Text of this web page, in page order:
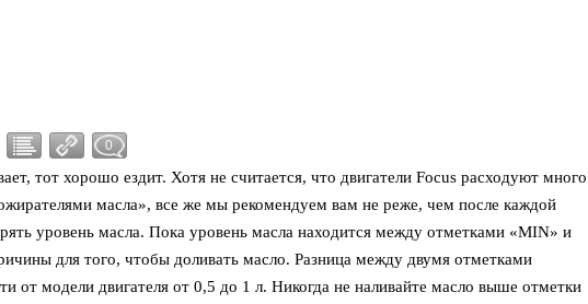
0
тот хорошо ездит. Хотя не считается, что двигатели Focus расходуют много
масла», все же мы рекомендуем вам не реже, чем после каждой
уровень масла. Пока уровень масла находится между отметками «MIN» и
для того, чтобы доливать масло. Разница между двумя отметками
от модели двигателя от 0,5 до 1 л. Никогда не наливайте масло выше отметки